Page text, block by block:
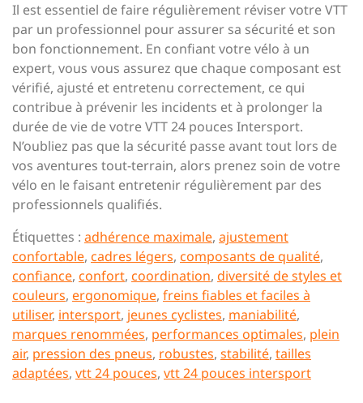
Il est essentiel de faire régulièrement réviser votre VTT
par un professionnel pour assurer sa sécurité et son
bon fonctionnement. En confiant votre vélo à un
expert, vous vous assurez que chaque composant est
vérifié, ajusté et entretenu correctement, ce qui
contribue à prévenir les incidents et à prolonger la
durée de vie de votre VTT 24 pouces Intersport.
N’oubliez pas que la sécurité passe avant tout lors de
vos aventures tout-terrain, alors prenez soin de votre
vélo en le faisant entretenir régulièrement par des
professionnels qualifiés.
Étiquettes : adhérence maximale, ajustement
confortable, cadres légers, composants de qualité,
confiance, confort, coordination, diversité de styles et
couleurs, ergonomique, freins fiables et faciles à
utiliser, intersport, jeunes cyclistes, maniabilité,
marques renommées, performances optimales, plein
air, pression des pneus, robustes, stabilité, tailles
adaptées, vtt 24 pouces, vtt 24 pouces intersport